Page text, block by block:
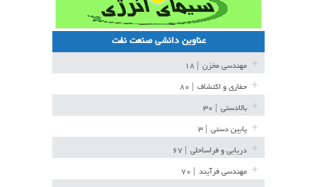
عناوین دانشی صنعت نفت
مهندسی مخزن
حفاری و اکتشاف
بالادستی
پایین دستی
دریایی و فراساحلی
مهندسی فرآیند